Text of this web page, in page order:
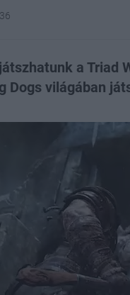
a Triad
Dogs világában